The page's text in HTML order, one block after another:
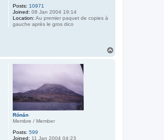
Posts: 10971
Joined: 08 Jan 2004 19:14
Location: Au premier paquet de copies à
gauche après le gros dico
Rónán
Membre / Member
Posts: 599
Joined: 11 Jan 2004 04:23